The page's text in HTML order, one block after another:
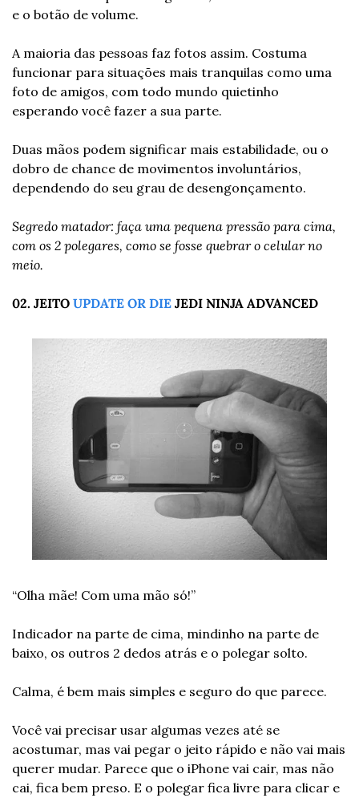
e o botão de volume.
A maioria das pessoas faz fotos assim. Costuma
funcionar para situações mais tranquilas como uma
foto de amigos, com todo mundo quietinho
esperando você fazer a sua parte.
Duas mãos podem significar mais estabilidade, ou o
dobro de chance de movimentos involuntários,
dependendo do seu grau de desengonçamento.
Segredo matador: faça uma pequena pressão para cima,
com os 2 polegares, como se fosse quebrar o celular no
meio.
02. JEITO UPDATE OR DIE JEDI NINJA ADVANCED
“Olha mãe! Com uma mão só!”
Indicador na parte de cima, mindinho na parte de
baixo, os outros 2 dedos atrás e o polegar solto.
Calma, é bem mais simples e seguro do que parece.
Você vai precisar usar algumas vezes até se
acostumar, mas vai pegar o jeito rápido e não vai mais
querer mudar. Parece que o iPhone vai cair, mas não
cai, fica bem preso. E o polegar fica livre para clicar e